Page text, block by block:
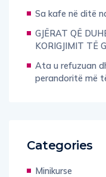
Sa kafe në ditë
GJËRAT QË
KORIGJIMIT TË
Ata u refuzuan
perandoritë më
Categories
Minikurse